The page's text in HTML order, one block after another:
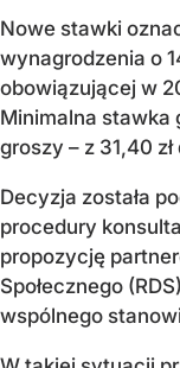
Nowe stawki
wynagrodzenia o
obowiązującej w
Minimalna stawka
groszy – z 31,40
Decyzja została
procedury
propozycję
Społecznego
wspólnego